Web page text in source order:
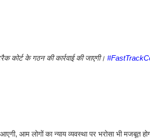
कोर्ट के गठन की कार्रवाई की जाएगी।
आम लोगों का न्याय व्यवस्था पर भरोसा भी मजबूत